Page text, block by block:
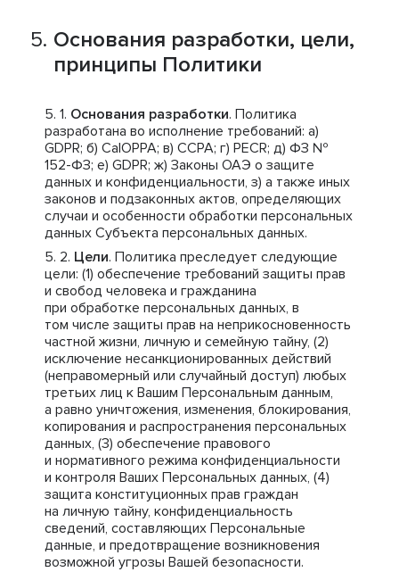
Основания разработки, цели,
принципы Политики
Основания разработки. Политика
разработана во исполнение требований: a)
GDPR; б) CalOPPA; в) CCPA; г) PECR; д) ФЗ №
152-ФЗ; е) GDPR; ж) Законы ОАЭ о защите
данных и конфиденциальности, з) а также иных
законов и подзаконных актов, определяющих
случаи и особенности обработки персональных
данных Субъекта персональных данных.
Цели. Политика преследует следующие
цели: (1) обеспечение требований защиты прав
и свобод человека и гражданина
при обработке персональных данных, в
том числе защиты прав на неприкосновенность
частной жизни, личную и семейную тайну, (2)
исключение несанкционированных действий
(неправомерный или случайный доступ) любых
третьих лиц к Вашим Персональным данным,
а равно уничтожения, изменения, блокирования,
копирования и распространения персональных
данных, (3) обеспечение правового
и нормативного режима конфиденциальности
и контроля Ваших Персональных данных, (4)
защита конституционных прав граждан
на личную тайну, конфиденциальность
сведений, составляющих Персональные
данные, и предотвращение возникновения
возможной угрозы Вашей безопасности.